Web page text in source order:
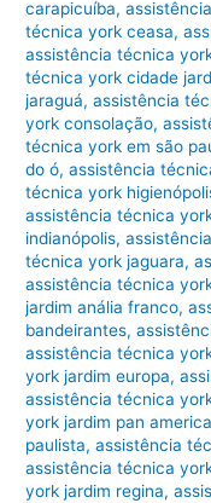
carapicuíba,
técnica york ceasa,
assistência técnica
técnica york cidade
jaraguá,assistência
york consolação,
técnica york em são
do ó,assistência
técnica york
assistência técnica
indianópolis,
técnica york jaguara,
assistência técnica
jardim anália franco,
bandeirantes,
assistência técnica
york jardim europa,
assistência técnica
york jardim pan
paulista,assistência
assistência técnica
york jardim regina,